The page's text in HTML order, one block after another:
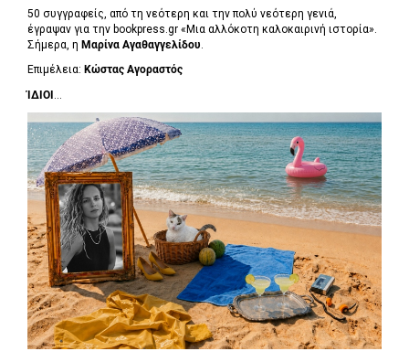
50 συγγραφείς, από τη νεότερη και την πολύ νεότερη γενιά,
έγραψαν για την bookpress.gr «Μια αλλόκοτη καλοκαιρινή ιστορία».
Σήμερα, η Μαρίνα Αγαθαγγελίδου
Επιμέλεια: Κώστας Αγοραστός
ΊΔΙΟΙ